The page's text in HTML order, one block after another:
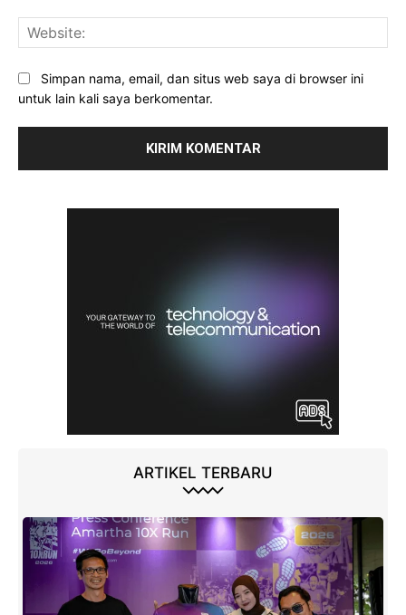
Simpan nama, email, dan situs web saya di browser ini
untuk lain kali saya berkomentar.
ARTIKEL TERBARU